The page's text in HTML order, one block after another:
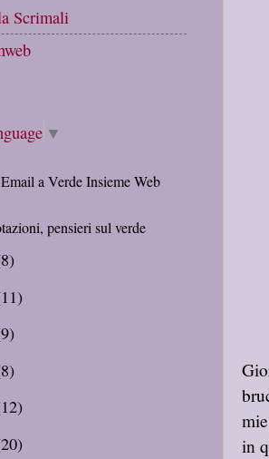
in
Scrimali
▼
a Verde Insieme Web
pensieri sul verde